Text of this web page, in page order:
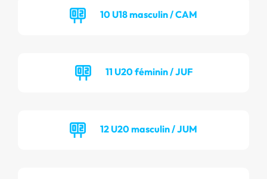
10 U18 masculin / CAM
11 U20 féminin / JUF
12 U20 masculin / JUM